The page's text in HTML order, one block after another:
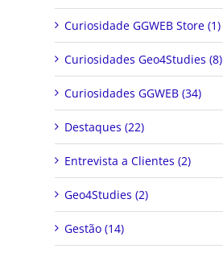
Curiosidade GGWEB Store (1)
Curiosidades Geo4Studies (8)
Curiosidades GGWEB (34)
Destaques (22)
Entrevista a Clientes (2)
Geo4Studies (2)
Gestão (14)